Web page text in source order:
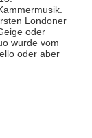
Londoner
oder
wurde vom
oder aber